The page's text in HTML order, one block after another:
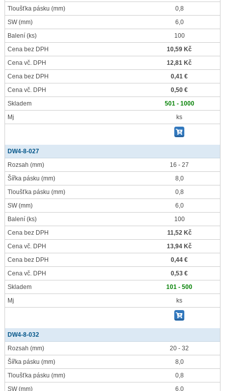
Tloušťka pásku (mm)
0,8
SW(mm)
6,0
Balení (ks)
100
Cena bez DPH
10,59 Kč
Cena vč. DPH
12,81 Kč
Cena bez DPH
0,41 €
Cena vč. DPH
0,50 €
Skladem
501 - 1000
Mj
ks
DW4-8-027
Rozsah (mm)
16 - 27
Šířka pásku (mm)
8,0
Tloušťka pásku (mm)
0,8
SW(mm)
6,0
Balení (ks)
100
Cena bez DPH
11,52 Kč
Cena vč. DPH
13,94 Kč
Cena bez DPH
0,44 €
Cena vč. DPH
0,53 €
Skladem
101 - 500
Mj
ks
DW4-8-032
Rozsah (mm)
20 - 32
Šířka pásku (mm)
8,0
Tloušťka pásku (mm)
0,8
SW(mm)
6,0